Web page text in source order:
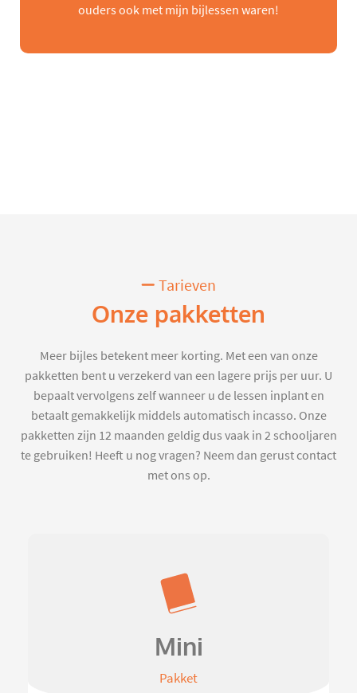
ouders ook met mijn bijlessen waren!
Tarieven
Onze pakketten
Meer bijles betekent meer korting. Met een van onze
pakketten bent u verzekerd van een lagere prijs per uur. U
bepaalt vervolgens zelf wanneer u de lessen inplant en
betaalt gemakkelijk middels automatisch incasso. Onze
pakketten zijn 12 maanden geldig dus vaak in 2 schooljaren
te gebruiken! Heeft u nog vragen? Neem dan gerust contact
met ons op.
Mini
Pakket